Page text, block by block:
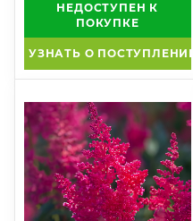
НЕДОСТУПЕН К
ПОКУПКЕ
УЗНАТЬ О ПОСТУПЛЕНИИ